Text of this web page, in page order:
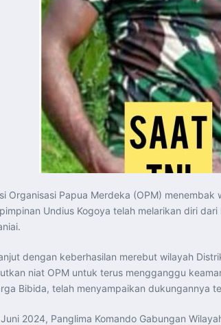
Organisasi Papua Merdeka (OPM)
Undius Kogoya telah melarikan diri
dengan keberhasilan merebut wilayah
niat OPM untuk terus mengganggu
Bibida, telah menyampaikan dukungannya
2024, Panglima Komando Gabungan